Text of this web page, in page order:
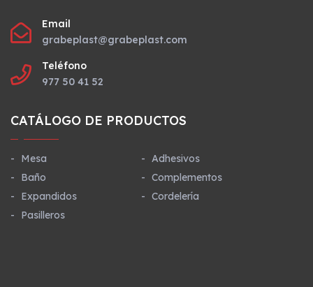
Email
grabeplast@grabeplast.com
Teléfono
977 50 41 52
CATÁLOGO DE PRODUCTOS
Mesa
Baño
Expandidos
Pasilleros
Adhesivos
Complementos
Cordelería